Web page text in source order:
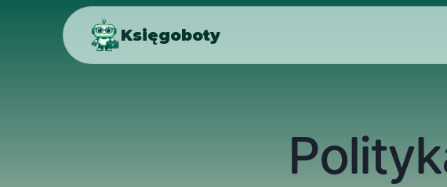
Księgoboty